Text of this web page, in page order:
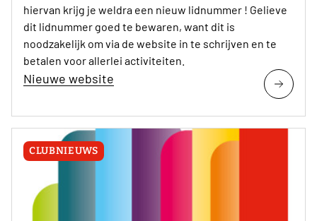
hiervan krijg je weldra een nieuw lidnummer ! Gelieve
dit lidnummer goed te bewaren, want dit is
noodzakelijk om via de website in te schrijven en te
betalen voor allerlei activiteiten.
Nieuwe website
CLUBNIEUWS